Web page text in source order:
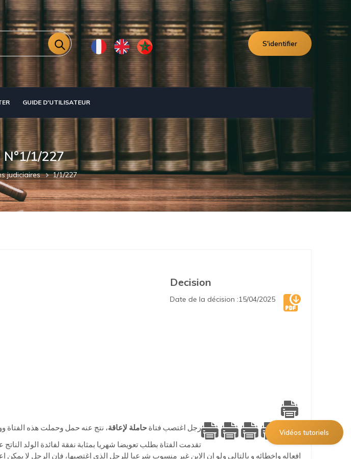
S'identifier
GUIDE D'UTILISATEUR
Vidéos tutoriels
1/227
judiciaires 1/1/227
Decision
Date de la décision :15/04/2025
رجل اغتصب فتاة حاملة لإعاقة، نتج عنه حمل وحملت هذه الفتاة وولدت
افعاله واخطائه و بالتالي ولو ان الابن غير منسوب شرعيا للرجل الذي اغتصبها، فإن الرجل لا